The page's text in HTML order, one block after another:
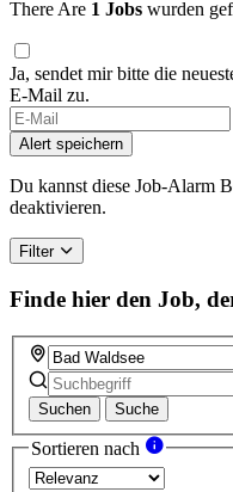
There Are 1 Jobs wurden
Ja, sendet mir bitte die
E-Mail zu.
Alert speichern
Du kannst diese Job-Alarm
deaktivieren.
Filter
Finde hier den Job,
Suchen Suche
Sortieren nach